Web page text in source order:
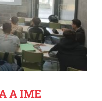
A IME